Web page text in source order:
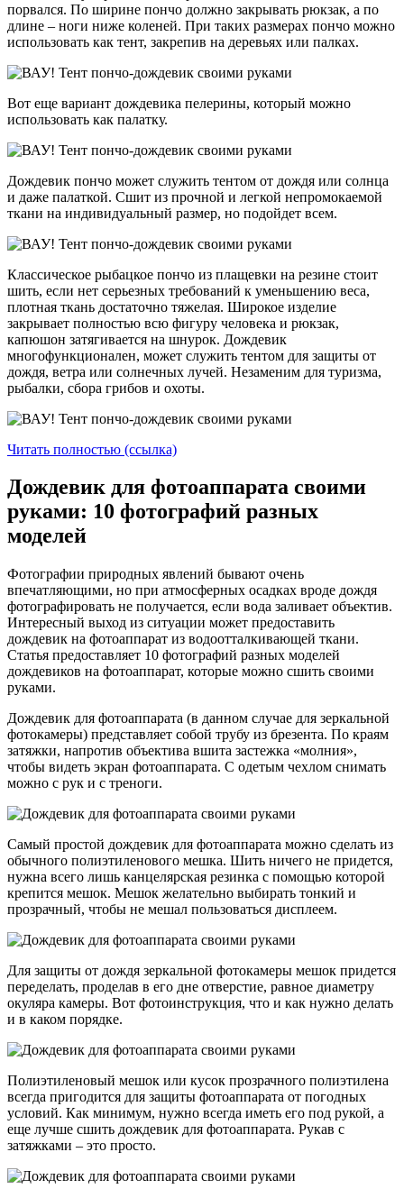
порвался. По ширине пончо должно закрывать рюкзак, а по
длине – ноги ниже коленей. При таких размерах пончо можно
использовать как тент, закрепив на деревьях или палках.
Вот еще вариант дождевика пелерины, который можно
использовать как палатку.
Дождевик пончо может служить тентом от дождя или солнца
и даже палаткой. Сшит из прочной и легкой непромокаемой
ткани на индивидуальный размер, но подойдет всем.
Классическое рыбацкое пончо из плащевки на резине стоит
шить, если нет серьезных требований к уменьшению веса,
плотная ткань достаточно тяжелая. Широкое изделие
закрывает полностью всю фигуру человека и рюкзак,
капюшон затягивается на шнурок. Дождевик
многофункционален, может служить тентом для защиты от
дождя, ветра или солнечных лучей. Незаменим для туризма,
рыбалки, сбора грибов и охоты.
Читать полностью (ссылка)
Дождевик для фотоаппарата своими
руками: 10 фотографий разных
моделей
Фотографии природных явлений бывают очень
впечатляющими, но при атмосферных осадках вроде дождя
фотографировать не получается, если вода заливает объектив.
Интересный выход из ситуации может предоставить
дождевик на фотоаппарат из водоотталкивающей ткани.
Статья предоставляет 10 фотографий разных моделей
дождевиков на фотоаппарат, которые можно сшить своими
руками.
Дождевик для фотоаппарата (в данном случае для зеркальной
фотокамеры) представляет собой трубу из брезента. По краям
затяжки, напротив объектива вшита застежка «молния»,
чтобы видеть экран фотоаппарата. С одетым чехлом снимать
можно с рук и с треноги.
Самый простой дождевик для фотоаппарата можно сделать из
обычного полиэтиленового мешка. Шить ничего не придется,
нужна всего лишь канцелярская резинка с помощью которой
крепится мешок. Мешок желательно выбирать тонкий и
прозрачный, чтобы не мешал пользоваться дисплеем.
Для защиты от дождя зеркальной фотокамеры мешок придется
переделать, проделав в его дне отверстие, равное диаметру
окуляра камеры. Вот фотоинструкция, что и как нужно делать
и в каком порядке.
Полиэтиленовый мешок или кусок прозрачного полиэтилена
всегда пригодится для защиты фотоаппарата от погодных
условий. Как минимум, нужно всегда иметь его под рукой, а
еще лучше сшить дождевик для фотоаппарата. Рукав с
затяжками – это просто.